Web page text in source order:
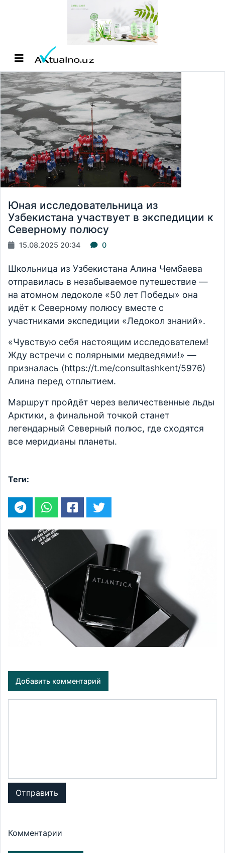
Юная исследовательница из
Узбекистана участвует в экспедиции к
Северному полюсу
15.08.2025 20:34 0
Школьница из Узбекистана Алина Чембаева
отправилась в незабываемое путешествие —
на атомном ледоколе «50 лет Победы» она
идёт к Северному полюсу вместе с
участниками экспедиции «Ледокол знаний».
«Чувствую себя настоящим исследователем!
Жду встречи с полярными медведями!» —
призналась (https://t.me/consultashkent/5976)
Алина перед отплытием.
Маршрут пройдёт через величественные льды
Арктики, а финальной точкой станет
легендарный Северный полюс, где сходятся
все меридианы планеты.
Теги:
Добавить комментарий
Отправить
Комментарии